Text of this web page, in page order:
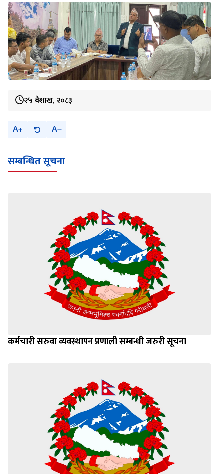
२५ बैशाख, २०८३
A A
सम्बन्धित सूचना
कर्मचारी सरुवा व्यवस्थापन प्रणाली सम्बन्धी जरुरी सूचना